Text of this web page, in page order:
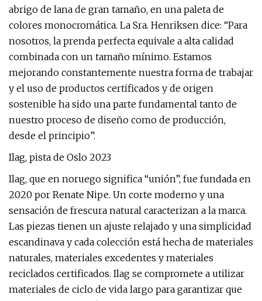
abrigo de lana de gran tamaño, en una paleta de
colores monocromática. La Sra. Henriksen dice: “Para
nosotros, la prenda perfecta equivale a alta calidad
combinada con un tamaño mínimo. Estamos
mejorando constantemente nuestra forma de trabajar
y el uso de productos certificados y de origen
sostenible ha sido una parte fundamental tanto de
nuestro proceso de diseño como de producción,
desde el principio”.
Ilag, pista de Oslo 2023
Ilag, que en noruego significa “unión”, fue fundada en
2020 por Renate Nipe. Un corte moderno y una
sensación de frescura natural caracterizan a la marca.
Las piezas tienen un ajuste relajado y una simplicidad
escandinava y cada colección está hecha de materiales
naturales, materiales excedentes y materiales
reciclados certificados. Ilag se compromete a utilizar
materiales de ciclo de vida largo para garantizar que